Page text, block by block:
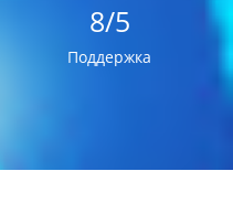
8/5
Поддержка